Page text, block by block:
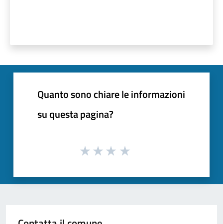
Quanto sono chiare le informazioni
su questa pagina?